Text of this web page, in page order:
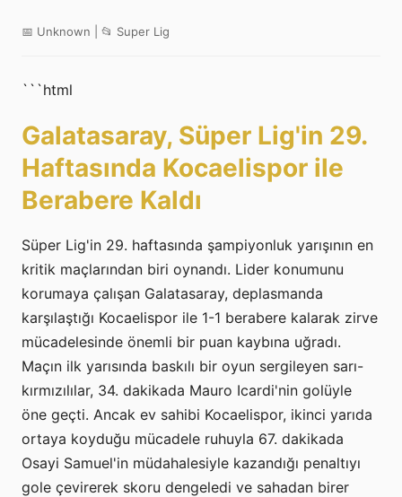
📅 Unknown | 📂 Super Lig
```html
Galatasaray, Süper Lig'in 29.
Haftasında Kocaelispor ile
Berabere Kaldı
Süper Lig'in 29. haftasında şampiyonluk yarışının en
kritik maçlarından biri oynandı. Lider konumunu
korumaya çalışan Galatasaray, deplasmanda
karşılaştığı Kocaelispor ile 1-1 berabere kalarak zirve
mücadelesinde önemli bir puan kaybına uğradı.
Maçın ilk yarısında baskılı bir oyun sergileyen sarı-
kırmızılılar, 34. dakikada Mauro Icardi'nin golüyle
öne geçti. Ancak ev sahibi Kocaelispor, ikinci yarıda
ortaya koyduğu mücadele ruhuyla 67. dakikada
Osayi Samuel'in müdahalesiyle kazandığı penaltıyı
gole çevirerek skoru dengeledi ve sahadan birer